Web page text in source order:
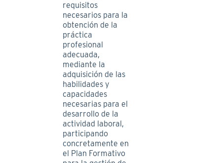
requisitos
necesarios para la
obtención de la
práctica
profesional
adecuada,
mediante la
adquisición de las
habilidades y
capacidades
necesarias para el
desarrollo de la
actividad laboral,
participando
concretamente en
el Plan Formativo